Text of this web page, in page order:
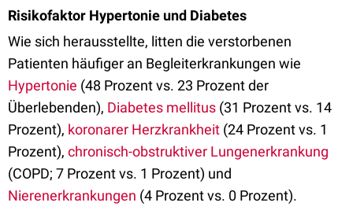
Risikofaktor Hypertonie und Diabetes
Wie sich herausstellte, litten die verstorbenen
Patienten häufiger an Begleiterkrankungen wie
Hypertonie (48 Prozent vs. 23 Prozent der
Überlebenden), Diabetes mellitus (31 Prozent vs. 14
Prozent), koronarer Herzkrankheit (24 Prozent vs. 1
Prozent), chronisch-obstruktiver Lungenerkrankung
(COPD; 7 Prozent vs. 1 Prozent) und
Nierenerkrankungen (4 Prozent vs. 0 Prozent).